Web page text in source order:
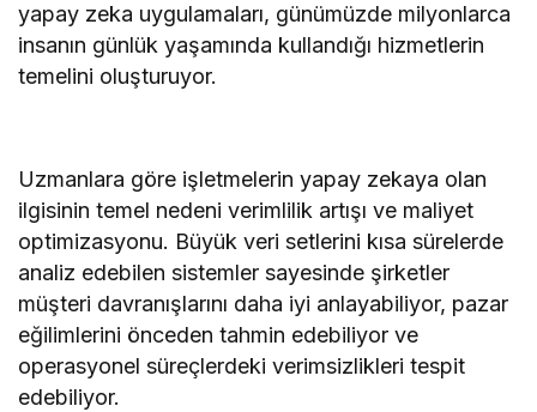
yapay zeka uygulamaları, günümüzde milyonlarca
insanın günlük yaşamında kullandığı hizmetlerin
temelini oluşturuyor.
Uzmanlara göre işletmelerin yapay zekaya olan
ilgisinin temel nedeni verimlilik artışı ve maliyet
optimizasyonu. Büyük veri setlerini kısa sürelerde
analiz edebilen sistemler sayesinde şirketler
müşteri davranışlarını daha iyi anlayabiliyor, pazar
eğilimlerini önceden tahmin edebiliyor ve
operasyonel süreçlerdeki verimsizlikleri tespit
edebiliyor.